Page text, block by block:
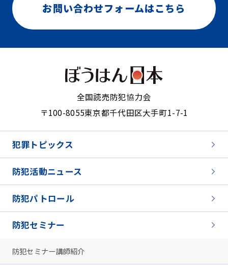
お問い合わせフォームはこちら
全国読売防犯協力会
〒100-8055東京都千代田区大手町1-7-1
犯罪トピックス
防犯活動ニュース
防犯パトロール
防犯セミナー
防犯セミナー講師紹介